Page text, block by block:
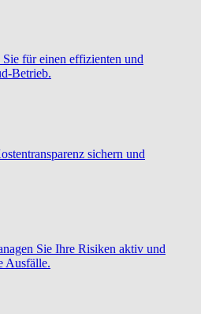
Sie für einen effizienten und
Betrieb.
sichern und
Sie Ihre Risiken aktiv und
Ausfälle.